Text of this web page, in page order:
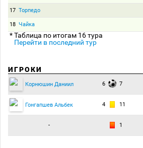
17 Торпедо
18 Чайка
* Таблица по итогам 16 тура
Перейти в последний тур
ИГРОКИ
Корнюшин Даниил 6 7
Гонгапшев Альбек 4 11
- 1